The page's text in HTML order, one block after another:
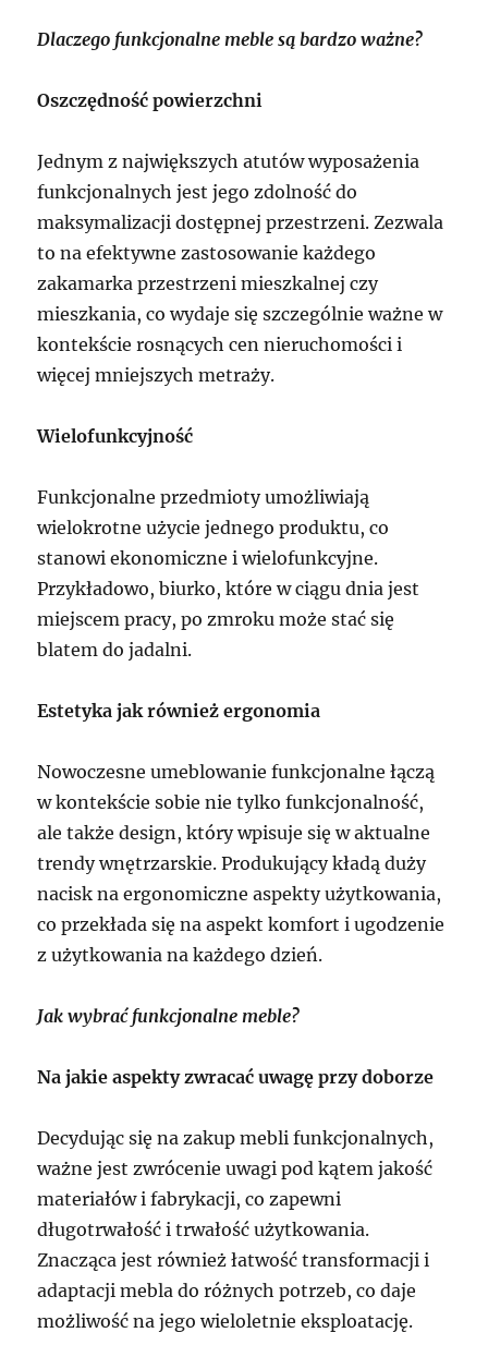
Dlaczego funkcjonalne meble są bardzo ważne?
Oszczędność powierzchni
Jednym z największych atutów wyposażenia
funkcjonalnych jest jego zdolność do
maksymalizacji dostępnej przestrzeni. Zezwala
to na efektywne zastosowanie każdego
zakamarka przestrzeni mieszkalnej czy
mieszkania, co wydaje się szczególnie ważne w
kontekście rosnących cen nieruchomości i
więcej mniejszych metraży.
Wielofunkcyjność
Funkcjonalne przedmioty umożliwiają
wielokrotne użycie jednego produktu, co
stanowi ekonomiczne i wielofunkcyjne.
Przykładowo, biurko, które w ciągu dnia jest
miejscem pracy, po zmroku może stać się
blatem do jadalni.
Estetyka jak również ergonomia
Nowoczesne umeblowanie funkcjonalne łączą
w kontekście sobie nie tylko funkcjonalność,
ale także design, który wpisuje się w aktualne
trendy wnętrzarskie. Produkujący kładą duży
nacisk na ergonomiczne aspekty użytkowania,
co przekłada się na aspekt komfort i ugodzenie
z użytkowania na każdego dzień.
Jak wybrać funkcjonalne meble?
Na jakie aspekty zwracać uwagę przy doborze
Decydując się na zakup mebli funkcjonalnych,
ważne jest zwrócenie uwagi pod kątem jakość
materiałów i fabrykacji, co zapewni
długotrwałość i trwałość użytkowania.
Znacząca jest również łatwość transformacji i
adaptacji mebla do różnych potrzeb, co daje
możliwość na jego wieloletnie eksploatację.